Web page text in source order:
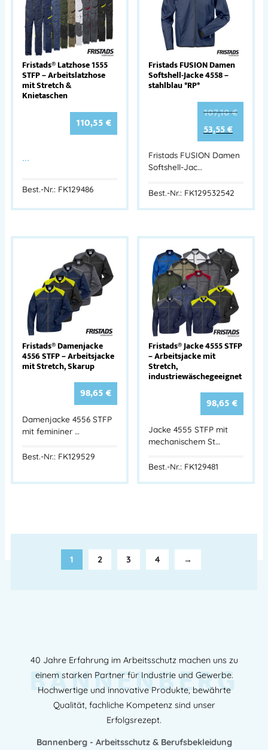
Fristads® Latzhose 1555
STFP – Arbeitslatzhose
mit Stretch &
Knietaschen
110,55€
…
Best.-Nr.: FK129486
Fristads FUSION Damen
Softshell-Jacke 4558 –
stahlblau *RP*
107,10€
53,55€
Fristads FUSION Damen
Softshell-Jac…
Best.-Nr.: FK129532542
Fristads® Damenjacke
4556 STFP – Arbeitsjacke
mit Stretch, Skarup
98,65€
Damenjacke 4556 STFP
mit femininer …
Best.-Nr.: FK129529
Fristads® Jacke 4555 STFP
– Arbeitsjacke mit
Stretch,
industriewäschegeeignet
98,65€
Jacke 4555 STFP mit
mechanischem St…
Best.-Nr.: FK129481
1 2 3 4 →
40 Jahre Erfahrung im Arbeitsschutz machen uns zu
einem starken Partner für Industrie und Gewerbe.
Hochwertige und innovative Produkte, bewährte
Qualität, fachliche Kompetenz sind unser
Erfolgsrezept.
Bannenberg - Arbeitsschutz & Berufsbekleidung
BANNENBERG